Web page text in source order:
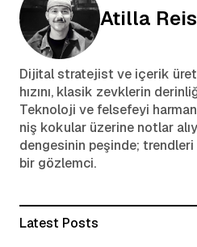
Atilla
Dijital stratejist ve içerik
hızını, klasik zevklerin
Teknoloji ve felsefeyi
niş kokular üzerine notlar
dengesinin peşinde; trendleri
bir gözlemci.
Latest Posts